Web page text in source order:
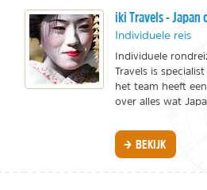
iki Travels - Japan
Individuele reis
Individuele
Travels is
het team heeft
over alles wat
BEKIJK